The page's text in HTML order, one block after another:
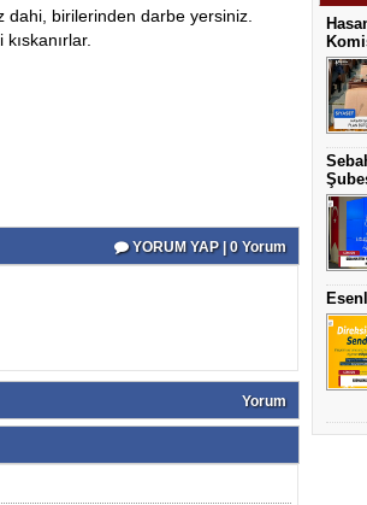
dahi, birilerinden darbe yersiniz.
YORUM YAP | 0 Yorum
Yorum